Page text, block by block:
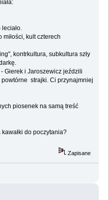
kult czterech
kontrkultura, subkultura szły
Gierek i Jaroszewicz jeździli
powtórne strajki. Ci przynajmniej
piosenek na samą treść
do poczytania?
Zapisane